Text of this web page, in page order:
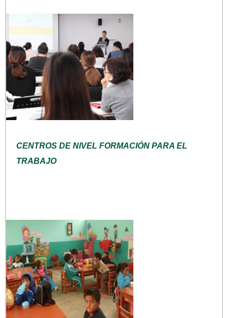
CENTROS DE NIVEL FORMACIÓN PARA EL
TRABAJO